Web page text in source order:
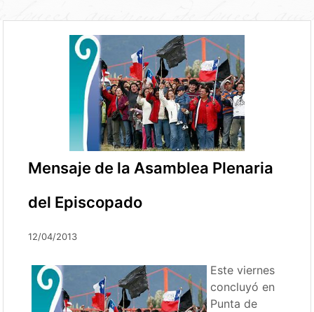
Mensaje de la Asamblea Plenaria
del Episcopado
12/04/2013
Este viernes
concluyó en
Punta de